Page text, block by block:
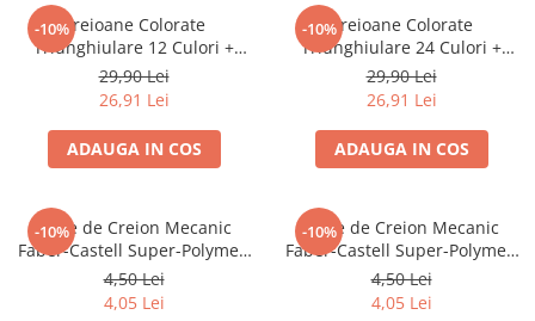
Bibliorafturi
Caiete mecanice
Clipboard-uri
Dosare Plastic
Mape
Penare
Penare cu doua compartimente
Penare cu trei compartimente
-10%Creioane Colorate
Triunghiulare 12 Culori +
Ascuțitoare Eco Faber-Castell
29,90 Lei
26,91 Lei
ADAUGA IN COS
-10%Creioane Colorate
Triunghiulare 24 Culori +
Ascuțitoare Eco Faber-Castell
29,90 Lei
26,91 Lei
ADAUGA IN COS
-10%
Mine de Creion Mecanic
Faber-Castell Super-Polymer,
0,5 mm, HB/B, 12 Bucăți
4,50 Lei
4,05 Lei
-10%
Mine de Creion Mecanic
Faber-Castell Super-Polymer,
0,7 mm, HB/B, 12 Bucăți
4,50 Lei
4,05 Lei